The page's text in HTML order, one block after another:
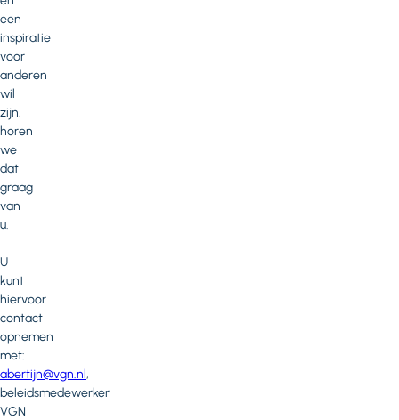
een
inspiratie
voor
anderen
wil
zijn,
horen
we
dat
graag
van
u.
U
kunt
hiervoor
contact
opnemen
met:
abertijn@vgn.nl,
beleidsmedewerker
VGN